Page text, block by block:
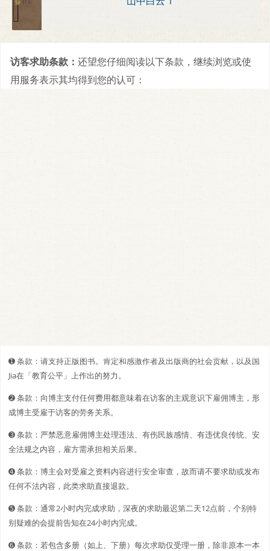
访客求助条款： 还望您仔细阅读以下条款，继续浏览或使
用服务表示其均得到您的认可：
➊️ 条款：请支持正版图书。肯定和感激作者及出版商的社会贡献，以及国
Jia在「教育公平」上作出的努力。
➋️️ 条款：向博主支付任何费用都意味着在访客的主观意识下雇佣博主，形
成博主受雇于访客的劳务关系。
➌ 条款：严禁恶意雇佣博主处理违法、有伤民族感情、有违优良传统、安
全法规之内容，雇方需承担相关后果。
➍ 条款：博主会对受雇之资料内容进行安全审查，故而请不要求助或发布
任何不法内容，此类求助直接退款。
➎ 条款：通常2小时内完成求助，深夜的求助最迟第二天12点前，个别特
别疑难的会提前告知在24小时内完成。
➏ 条款：若包含多册（如上、下册）每次求助仅受理一册，除非原本一本